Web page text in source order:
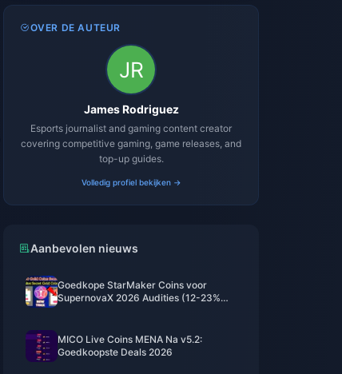
OVER DE AUTEUR
James Rodriguez
Esports journalist and gaming content creator
covering competitive gaming, game releases, and
top-up guides.
Volledig profiel bekijken →
Aanbevolen nieuws
Goedkope StarMaker Coins voor
SupernovaX 2026 Audities (12-23%
MICO Live Coins MENA Na v5.2:
Goedkoopste Deals 2026